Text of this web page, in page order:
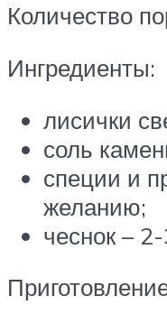
Количество
Ингредиенты:
лисички
соль
специи и
желанию;
чеснок –